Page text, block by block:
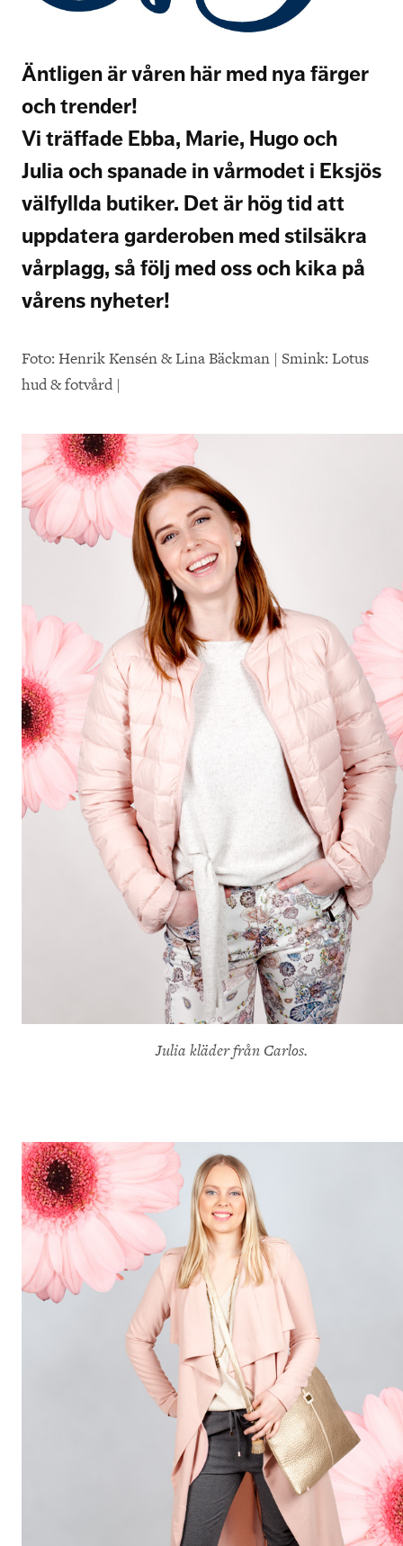
Äntligen är våren här med nya färger
och trender!
Vi träffade Ebba, Marie, Hugo och
Julia och spanade in vårmodet i Eksjös
välfyllda butiker. Det är hög tid att
uppdatera garderoben med stilsäkra
vårplagg, så följ med oss och kika på
vårens nyheter!
Foto: Henrik Kensén & Lina Bäckman | Smink: Lotus
hud & fotvård |
Julia kläder från Carlos.